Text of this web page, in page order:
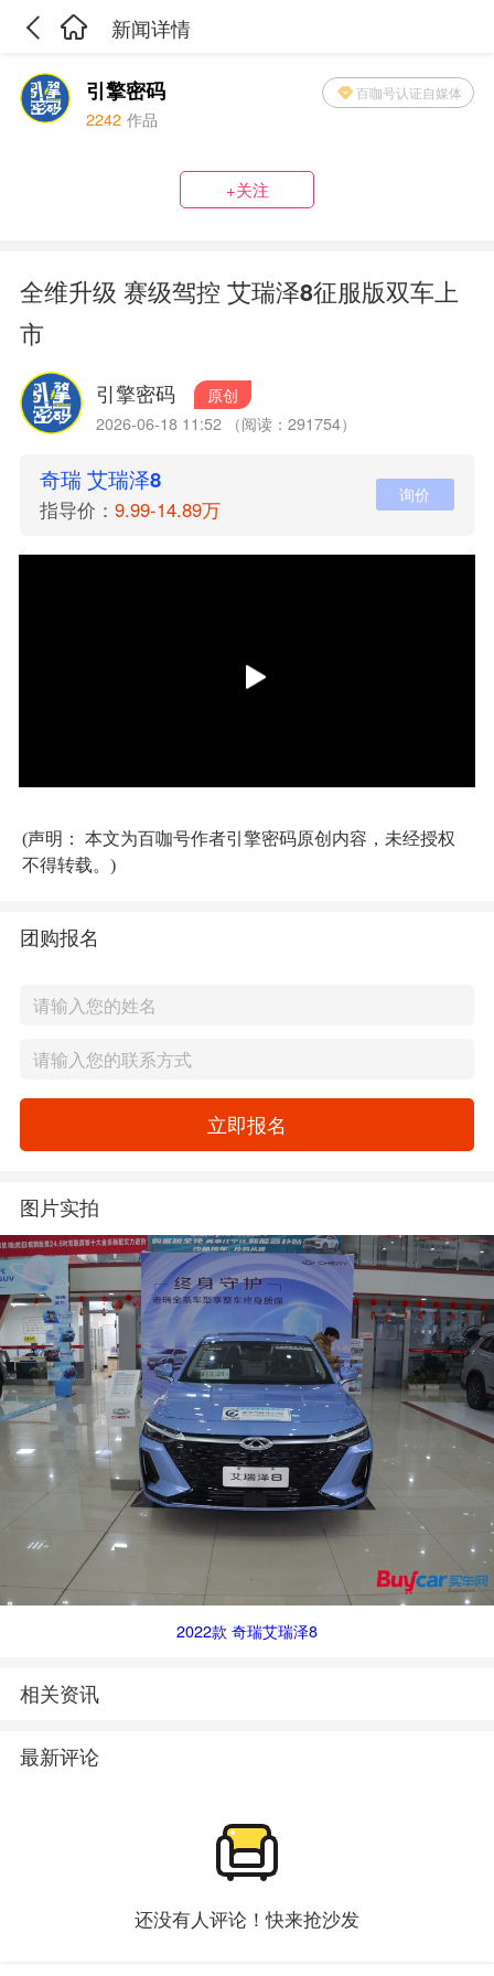
新闻详情
引擎密码 百咖号认证自媒体
2242 作品
+关注
全维升级 赛级驾控 艾瑞泽8征服版双车上
市
引擎密码
原创
2026-06-18 11:52 （阅读：291754）
奇瑞 艾瑞泽8
指导价： 9.99-14.89万
询价
(声明： 本文为百咖号作者引擎密码原创内容，未经授权
不得转载。)
团购报名
立即报名
图片实拍
2022款 奇瑞艾瑞泽8
相关资讯
最新评论
还没有人评论！快来抢沙发